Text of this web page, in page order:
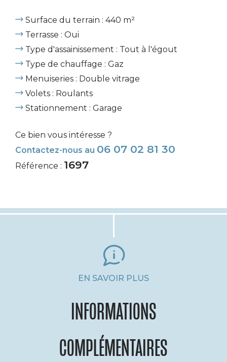
Surface du terrain : 440 m²
Terrasse : Oui
Type d'assainissement : Tout à l'égout
Type de chauffage : Gaz
Menuiseries : Double vitrage
Volets : Roulants
Stationnement : Garage
Ce bien vous intéresse ?
Contactez-nous au 06 07 02 81 30
Référence : 1697
EN SAVOIR PLUS
INFORMATIONS
COMPLÉMENTAIRES